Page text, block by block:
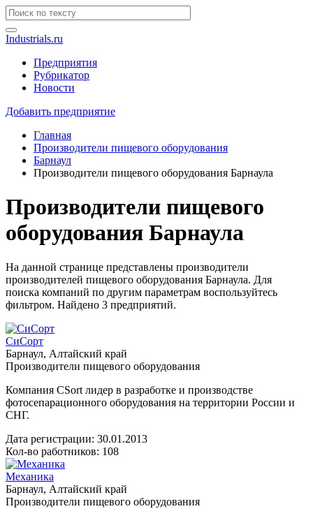
Industrials.ru
Предприятия
Рубрикатор
Новости
Добавить предприятие
Главная
Производители пищевого оборудования
Барнаул
Производители пищевого оборудования Барнаула
Производители пищевого
оборудования Барнаула
На данной странице представлены производители
производителей пищевого оборудования Барнаула. Для
поиска компаний по другим параметрам воспользуйтесь
фильтром. Найдено 3 предприятий.
СиСорт
Барнаул, Алтайский край
Производители пищевого оборудования
Компания CSort лидер в разработке и производстве
фотосепарационного оборудования на территории России и
СНГ.
Дата регистрации: 30.01.2013
Кол-во работников: 108
Механика
Барнаул, Алтайский край
Производители пищевого оборудования